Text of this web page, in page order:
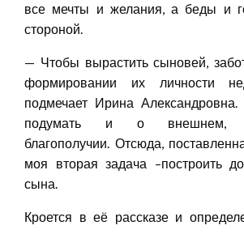
все мечты и желания, а беды и
стороной.
— Чтобы вырастить сыновей,
формировании их личности
подмечает Ирина
подумать и о внешнем,
благополучии. Отсюда,
моя вторая задача –построить
сына.
Кроется в её рассказе и